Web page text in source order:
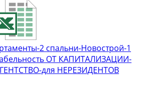
2 спальни-Новострой-1
ОТ КАПИТАЛИЗАЦИИ-
для НЕРЕЗИДЕНТОВ